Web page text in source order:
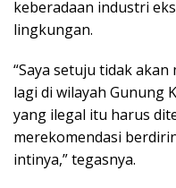
keberadaan industri
lingkungan.
“Saya setuju tidak
lagi di wilayah Gunung
yang ilegal itu harus
merekomendasi
intinya,” tegasnya.